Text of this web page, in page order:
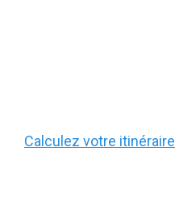
Calculez votre itinéraire